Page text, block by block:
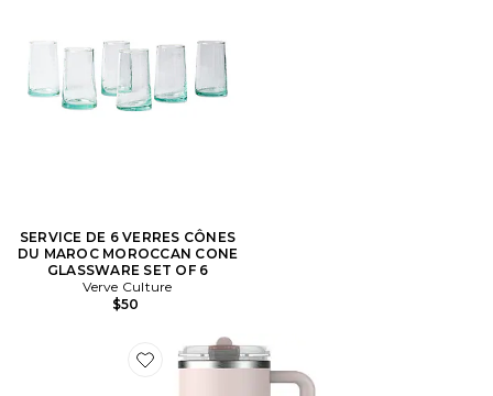
SERVICE DE 6 VERRES CÔNES
DU MAROC MOROCCAN CONE
GLASSWARE SET OF 6
Verve Culture
$50
Favorite GOBELET THE QUENCHER PROTOUR FLIP